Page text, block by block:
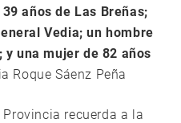
años de Las Breñas;
Vedia; un hombre
una mujer de 82 años
Roque Sáenz Peña
recuerda a la